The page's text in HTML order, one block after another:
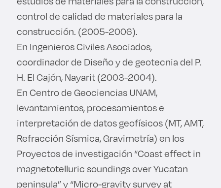
control de calidad de materiales para la
construcción. (2005-2006).
En Ingenieros Civiles Asociados,
coordinador de Diseño y de geotecnia del P.
H. El Cajón, Nayarit (2003-2004).
En Centro de Geociencias UNAM,
levantamientos, procesamientos e
interpretación de datos geofísicos (MT, AMT,
Refracción Sísmica, Gravimetría) en los
Proyectos de investigación “Coast effect in
magnetotelluric soundings over Yucatan
peninsula” y “Micro-gravity survey at